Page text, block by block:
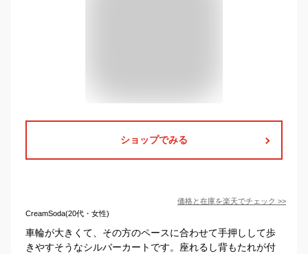
ショップでみる
価格と在庫を楽天でチェック >>
CreamSoda(20代・女性)
車輪が大きくて、その方のペースに合わせて手押しして歩
きやすそうなシルバーカートです。座れるし背もたれが付